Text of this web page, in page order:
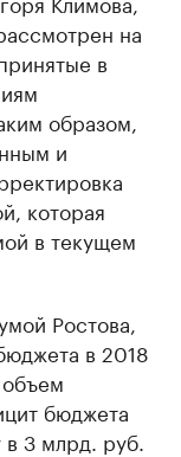
на
в
образом,
и
которая
в текущем
Ростова,
в 2018
бюджета
3 млрд. руб.